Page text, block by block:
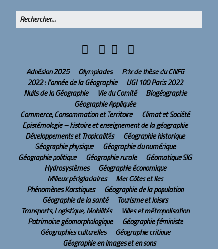
Adhésion 2025 Olympiades
Prix de thèse du CNFG
2022 : l’année de la Géographie
UGI 100 Paris 2022
Nuits de la Géographie
Vie du Comité
Biogéographie
Géographie Appliquée
Commerce, Consommation et Territoire
Climat et Société
Epistémologie – histoire et enseignement de la géographie
Développements et Tropicalités
Géographie historique
Géographie physique
Géographie du numérique
Géographie politique
Géographie rurale
Géomatique SIG
Hydrosystèmes
Géographie économique
Milieux périglaciaires
Mer Côtes et Iles
Phénomènes Karstiques
Géographie de la population
Géographie de la santé
Tourisme et loisirs
Transports, Logistique, Mobilités
Villes et métropolisation
Patrimoine géomorphologique
Géographie féministe
Géographies culturelles
Géographie critique
Géographie en images et en sons